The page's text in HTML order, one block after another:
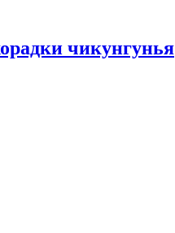
чикунгунья